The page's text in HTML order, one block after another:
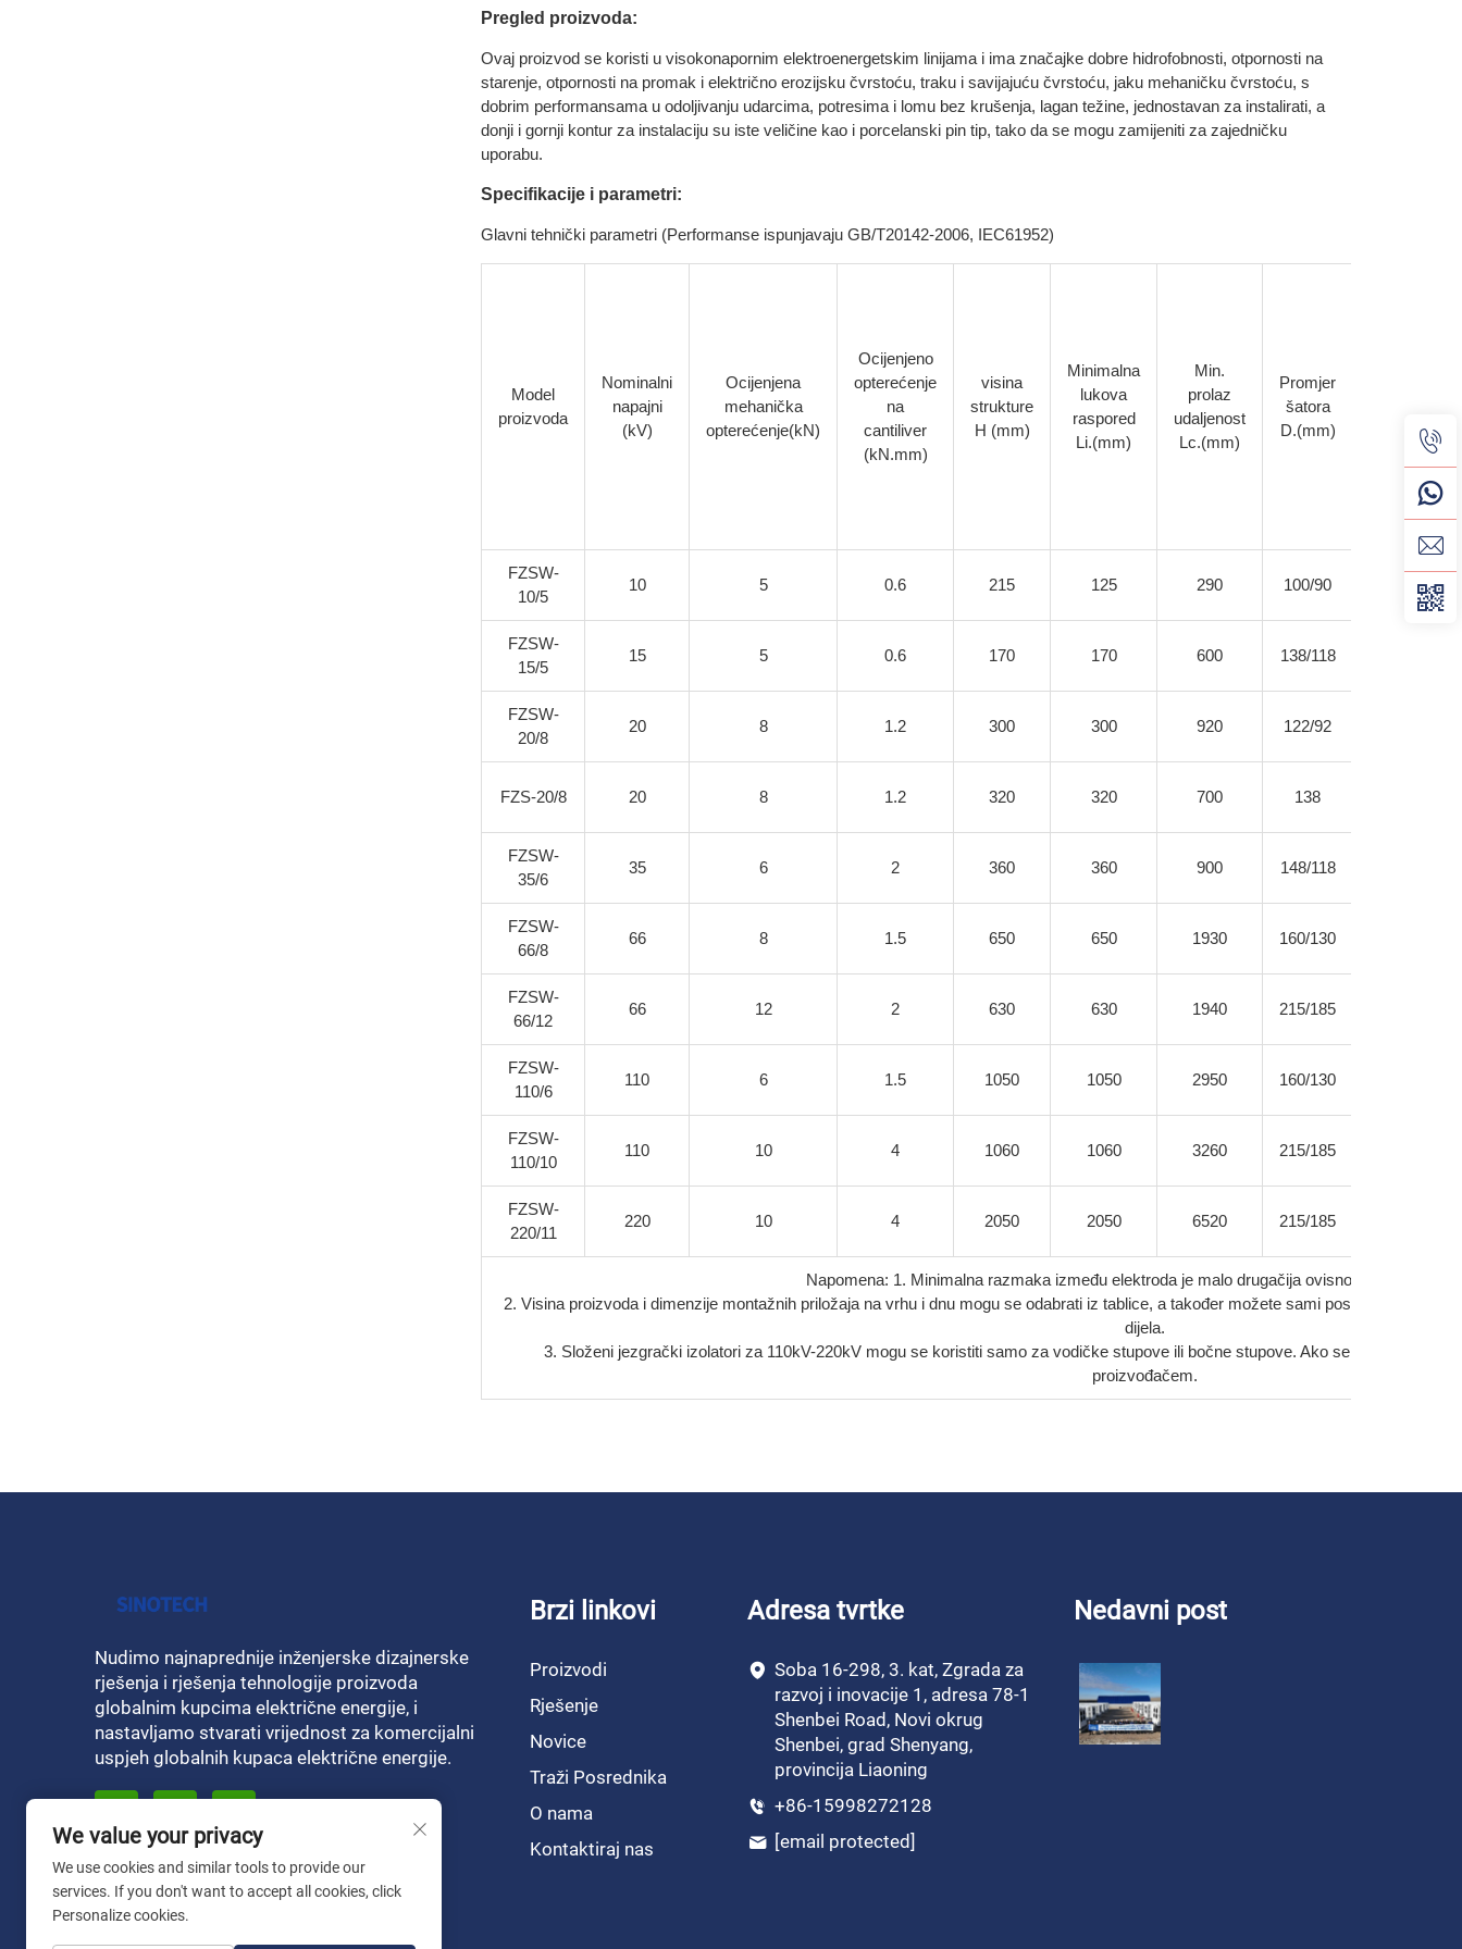
Pregled proizvoda:
Ovaj proizvod se koristi u visokonapornim elektroenergetskim linijama i ima značajke dobre hidrofobnosti, otpornosti na
starenje, otpornosti na promak i električno erozijsku čvrstoću, traku i savijajuću čvrstoću, jaku mehaničku čvrstoću, s
dobrim performansama u odoljivanju udarcima, potresima i lomu bez krušenja, lagan težine, jednostavan za instalirati, a
donji i gornji kontur za instalaciju su iste veličine kao i porcelanski pin tip, tako da se mogu zamijeniti za zajedničku
uporabu.
Specifikacije i parametri:
Glavni tehnički parametri (Performanse ispunjavaju GB/T20142-2006, IEC61952)
Model
proizvoda
Nominalni
napajni
(kV)
Ocijenjena
mehanička
opterećenje(kN)
Ocijenjeno
opterećenje
na
cantiliver
(kN.mm)
visina
strukture
H (mm)
Minimalna
lukova
raspored
Li.(mm)
Min.
prolaz
udaljenost
Lc.(mm)
Promjer
šatora
D.(mm)
(vrh)(kV)
FZSW-
10/5
10 5 0.6 215 125 290 100/90 75
FZSW-
15/5
15 5 0.6 170 170 600 138/118
FZSW-
20/8
20 8 1.2 300 300 920 122/92
FZS-20/8 20 8 1.2 320 320 700 138
FZSW-
35/6
35 6 2 360 360 900 148/118
FZSW-
66/8
66 8 1.5 650 650 1930 160/130
FZSW-
66/12
66 12 2 630 630 1940 215/185
FZSW-
110/6
110 6 1.5 1050 1050 2950 160/130
FZSW-
110/10
110 10 4 1060 1060 3260 215/185
FZSW-
220/11
220 10 4 2050 2050 6520 215/185
Napomena: 1. Minimalna razmaka između elektroda je malo drugačija ovisno o visini
2. Visina proizvoda i dimenzije montažnih priložaja na vrhu i dnu mogu se odabrati iz tablice, a također možete sami poslati te podatke
dijela.
3. Složeni jezgrački izolatori za 110kV-220kV mogu se koristiti samo za vodičke stupove ili bočne stupove. Ako se proizvodi
proizvođačem.
Nudimo najnaprednije inženjerske dizajnerske
rješenja i rješenja tehnologije proizvoda
globalnim kupcima električne energije, i
nastavljamo stvarati vrijednost za komercijalni
uspjeh globalnih kupaca električne energije.
Brzi linkovi
Proizvodi
Rješenje
Novice
Traži Posrednika
O nama
Kontaktiraj nas
Adresa tvrtke
Soba 16-298, 3. kat, Zgrada za
razvoj i inovacije 1, adresa 78-1
Shenbei Road, Novi okrug
Shenbei, grad Shenyang,
provincija Liaoning
+86-15998272128
[email protected]
Nedavni post
We value your privacy
We use cookies and similar tools to provide our
services. If you don't want to accept all cookies, click
Personalize cookies.